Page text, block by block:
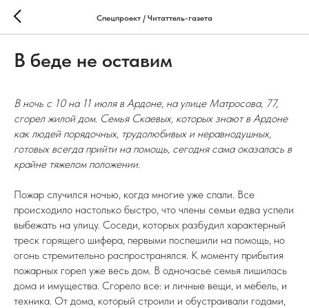
Спецпроект / Читаттель-газета
В беде не оставим
В ночь с 10 на 11 июля в Ардоне, на улице Матросова, 77,
сгорел жилой дом. Семья Скаевых, которых знают в Ардоне
как людей порядочных, трудолюбивых и неравнодушных,
готовых всегда прийти на помощь, сегодня сама оказалась в
крайне тяжелом положении.
Пожар случился ночью, когда многие уже спали. Все
происходило настолько быстро, что члены семьи едва успели
выбежать на улицу. Соседи, которых разбудил характерный
треск горящего шифера, первыми поспешили на помощь, но
огонь стремительно распространялся. К моменту прибытия
пожарных горел уже весь дом. В одночасье семья лишилась
дома и имущества. Сгорело все: и личные вещи, и мебель, и
техника. От дома, который строили и обустраивали годами,